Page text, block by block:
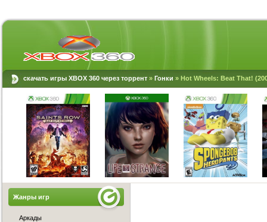
скачать игры XBOX 360 через торрент » Гонки » Hot Wheels: Beat That!
Жанры игр
Аркады